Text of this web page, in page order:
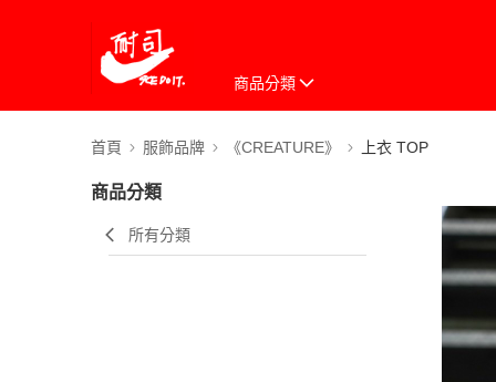
商品分類
首頁 服飾品牌 《CREATURE》 上衣 TOP
商品分類
所有分類